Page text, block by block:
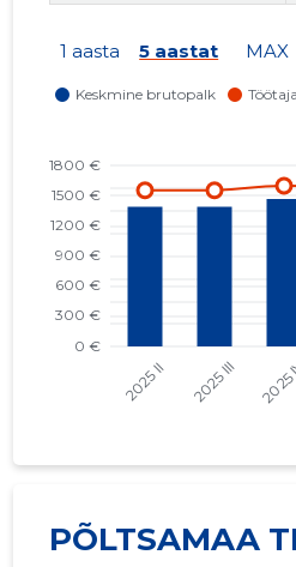
1 aasta 5 aastat MAX
PÕLTSAMAA